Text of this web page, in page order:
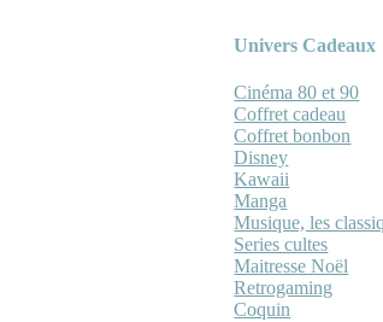
Univers Cadeaux
Cinéma 80 et 90
Coffret cadeau
Coffret bonbon
Disney
Kawaii
Manga
Musique, les
Series cultes
Maitresse Noël
Retrogaming
Coquin